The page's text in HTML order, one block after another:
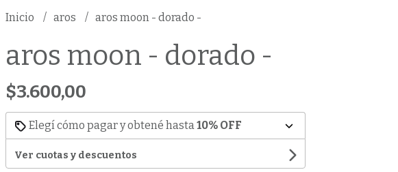
Inicio aros aros moon - dorado -
aros moon - dorado -
$3.600,00
Elegí cómo pagar y obtené hasta10% OFF
Ver cuotas y descuentos